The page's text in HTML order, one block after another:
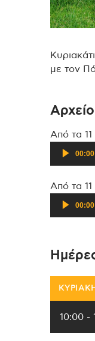
με τον
Από τα
00:00
Από τα
00:00
ΚΥΡΙΑΚΗ
10:00-